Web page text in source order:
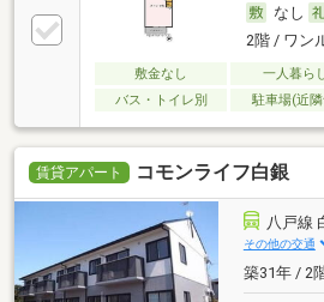
なし
2階 / ワン
敷金なし 一人暮ら
バス・トイレ別
駐車場(近
賃貸アパート コモンライフ白銀
八戸線
その他の交通
築31年 / 2